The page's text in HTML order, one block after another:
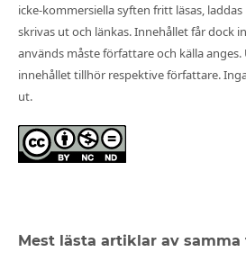
icke-kommersiella syften fritt läsas, laddas
skrivas ut och länkas. Innehållet får dock
används måste författare och källa
innehållet tillhör respektive författare.
ut.
Mest lästa artiklar av